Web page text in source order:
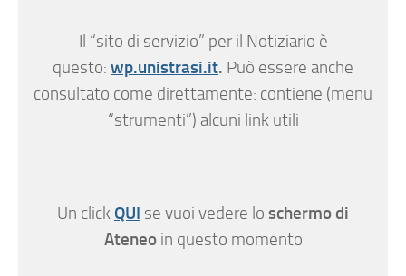
Il “sito di servizio” per il Notiziario è
questo: wp.unistrasi.it. Può essere anche
consultato come direttamente: contiene (menu
“strumenti”) alcuni link utili
Un click QUI se vuoi vedere lo schermo di
Ateneoin questo momento